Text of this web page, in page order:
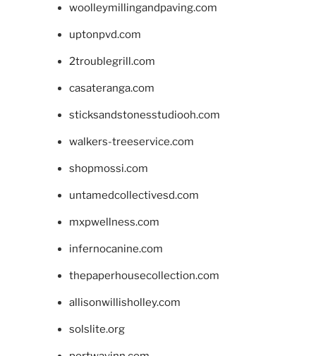
woolleymillingandpaving.com
uptonpvd.com
2troublegrill.com
casateranga.com
sticksandstonesstudiooh.com
walkers-treeservice.com
shopmossi.com
untamedcollectivesd.com
mxpwellness.com
infernocanine.com
thepaperhousecollection.com
allisonwillisholley.com
solslite.org